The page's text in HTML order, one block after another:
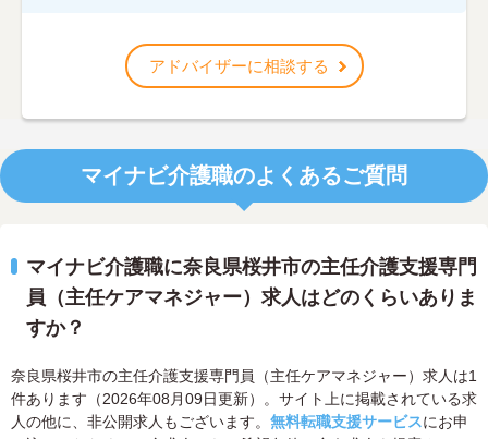
アドバイザーに相談する
マイナビ介護職のよくあるご質問
マイナビ介護職に奈良県桜井市の主任介護支援専門
員（主任ケアマネジャー）求人はどのくらいありま
すか？
奈良県桜井市の主任介護支援専門員（主任ケアマネジャー）求人は1
件あります（2026年08月09日更新）。サイト上に掲載されている求
人の他に、非公開求人もございます。 無料転職支援サービスにお申